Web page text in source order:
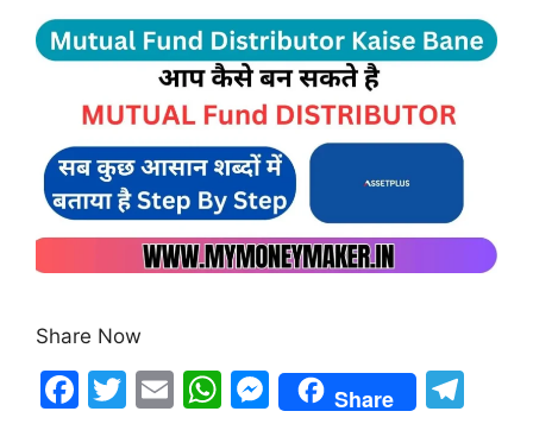
Share Now
F
T
E
W M
Share